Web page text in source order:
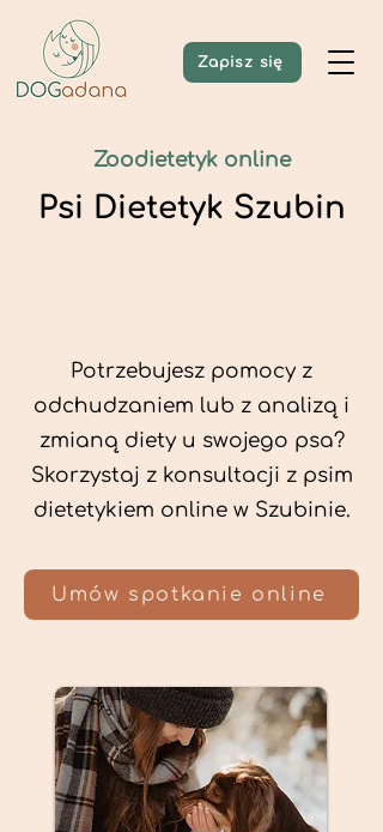
Zapisz się
Zoodietetyk online
Psi Dietetyk Szubin
Potrzebujesz pomocy z
odchudzaniem lub z analizą i
zmianą diety u swojego psa?
Skorzystaj z konsultacji z psim
dietetykiem online w Szubinie.
Umów spotkanie online